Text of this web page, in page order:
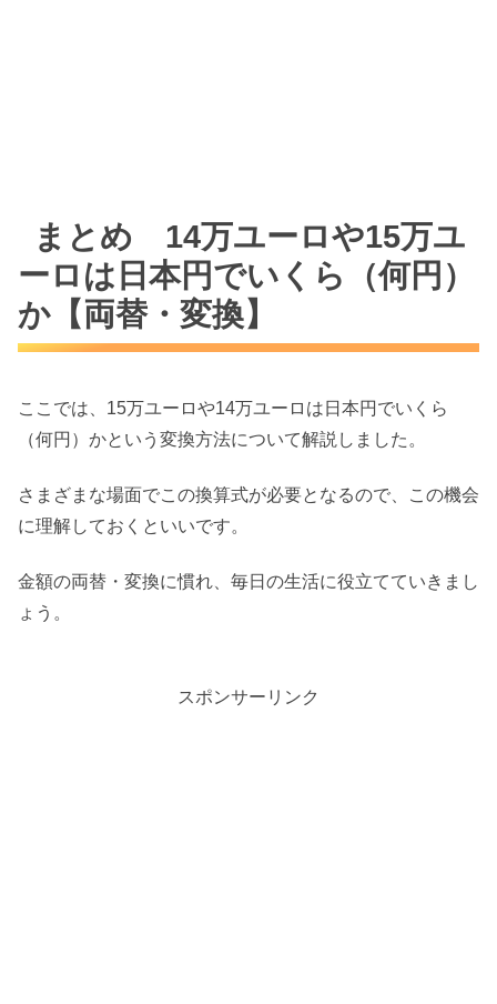
まとめ 14万ユーロや15万ユ
ーロは日本円でいくら（何円）
か【両替・変換】
ここでは、15万ユーロや14万ユーロは日本円でいくら
（何円）かという変換方法について解説しました。
さまざまな場面でこの換算式が必要となるので、この機会
に理解しておくといいです。
金額の両替・変換に慣れ、毎日の生活に役立てていきまし
ょう。
スポンサーリンク